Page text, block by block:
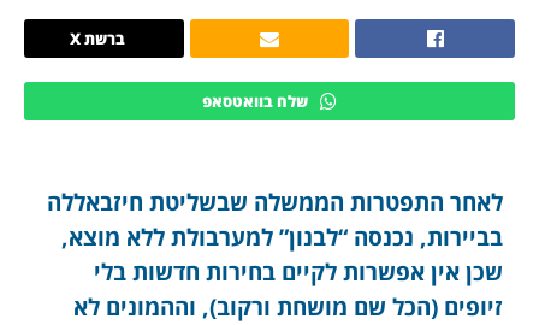
ברשת X
שלח בוואטסאפ
לאחר התפטרות הממשלה שבשליטת חיזבאללה
בביירות, נכנסה “לבנון” למערבולת ללא מוצא,
שכן אין אפשרות לקיים בחירות חדשות בלי
זיופים (הכל שם מושחת ורקוב), וההמונים לא